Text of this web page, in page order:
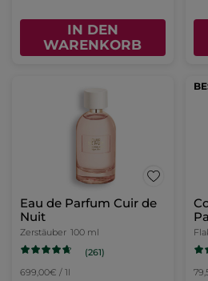
IN DEN
WARENKORB
Eau de Parfum Cuir de
Nuit
Zerstäuber 100 ml
(261)
699,00€ / 1l